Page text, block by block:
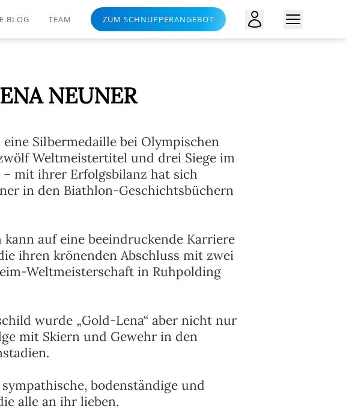
TEAM ZUM SCHNUPPERANGEBOT
NEUNER
Silbermedaille bei Olympischen
Weltmeistertitel und drei Siege im
– mit ihrer Erfolgsbilanz hat sich
in den Biathlon-Geschichtsbüchern
kann auf eine beeindruckende Karriere
ihren krönenden Abschluss mit zwei
Weltmeisterschaft in Ruhpolding
wurde „Gold-Lena“ aber nicht nur
mit Skiern und Gewehr in den
bodenständige und
alle an ihr lieben.